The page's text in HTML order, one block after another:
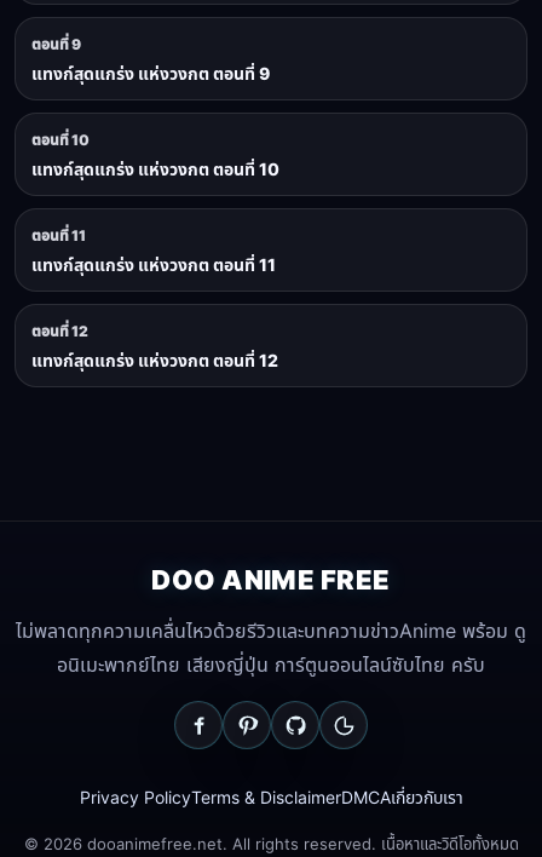
ตอนที่ 9
แทงก์สุดแกร่ง แห่งวงกต ตอนที่ 9
ตอนที่ 10
แทงก์สุดแกร่ง แห่งวงกต ตอนที่ 10
ตอนที่ 11
แทงก์สุดแกร่ง แห่งวงกต ตอนที่ 11
ตอนที่ 12
แทงก์สุดแกร่ง แห่งวงกต ตอนที่ 12
DOO ANIME FREE
ไม่พลาดทุกความเคลื่นไหวด้วยรีวิวและบทความข่าวAnime พร้อม ดู
อนิเมะพากย์ไทย เสียงญี่ปุ่น การ์ตูนออนไลน์ซับไทย ครับ
Privacy PolicyTerms & DisclaimerDMCAเกี่ยวกับเรา
© 2026 dooanimefree.net. All rights reserved. เนื้อหาและวิดีโอทั้งหมด